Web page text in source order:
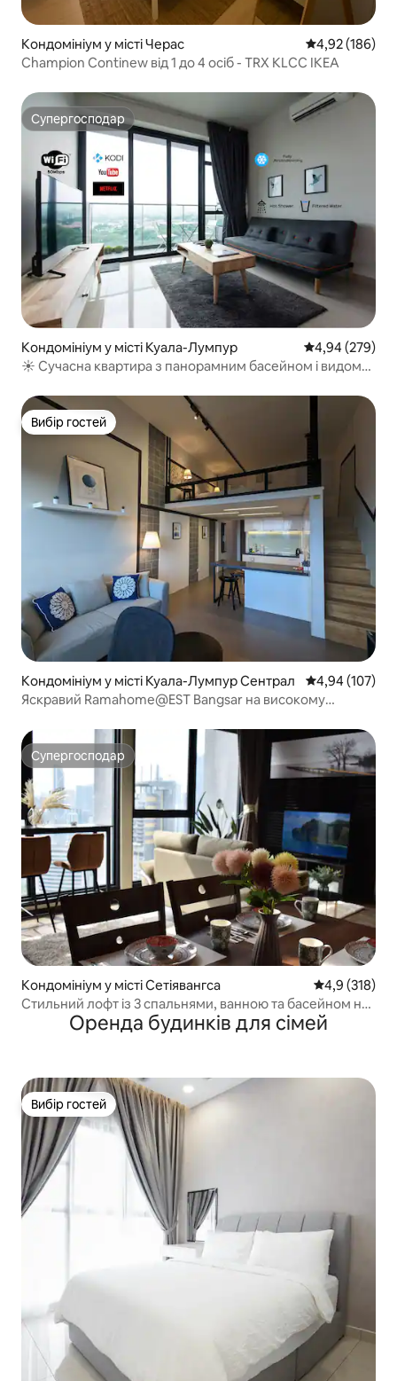
Кондомініум у місті Черас Середня
4,92 (186)
Champion Continew від 1 до 4 осіб - TRX KLCC IKEA
Супергосподар
Супергосподар
Кондомініум у місті Куала-Лумпур Середня
4,94 (279)
☀ Сучасна квартира з панорамним басейном і видом
Вибір гостей
Вибір гостей
Кондомініум у місті Куала-Лумпур Сентрал Середня
4,94 (107)
Яскравий Ramahome@EST Bangsar на високому
Супергосподар
Супергосподар
Кондомініум у місті Сетіявангса Середня
4,9 (318)
Стильний лофт із 3 спальнями, ванною та басейном на
даху з видом на KLCC
Оренда будинків для сімей
Вибір гостей
Вибір гостей